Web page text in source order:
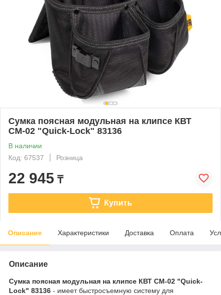
Сумка поясная модульная на клипсе КВТ
СМ-02 "Quick-Lock" 83136
В наличии
Код: 67537
Розница
22 945 ₸
Купить
Описание Характеристики Доставка Оплата
Описание
Сумка поясная модульная на клипсе КВТ СМ-02 "Quick-
Lock" 83136 - имеет быстросъемную систему для